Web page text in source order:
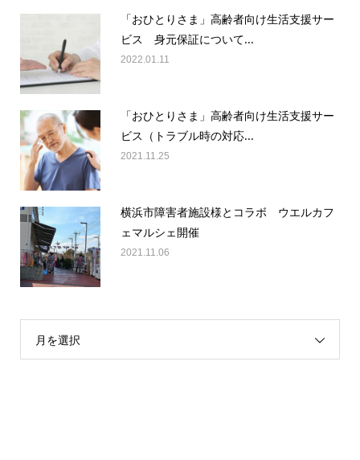
「おひとりさま」高齢者向け生活支援サー
ビス 身元保証について...
2022.01.11
「おひとりさま」高齢者向け生活支援サー
ビス（トラブル時の対応...
2021.11.25
横浜市障害者施設様とコラボ ウエルカフ
ェマルシェ開催
2021.11.06
月を選択